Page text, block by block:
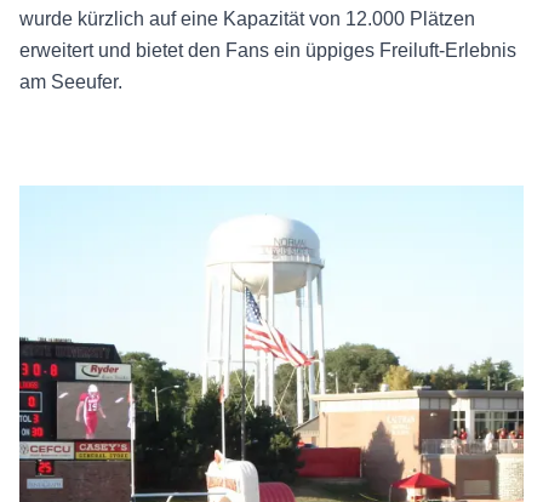
wurde kürzlich auf eine Kapazität von 12.000 Plätzen
erweitert und bietet den Fans ein üppiges Freiluft-Erlebnis
am Seeufer.